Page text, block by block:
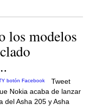
los modelos
Tweet
Nokia acaba de lanzar
del Asha 205 y Asha